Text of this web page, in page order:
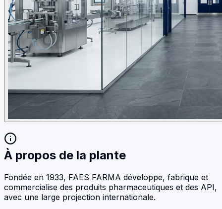
À propos de la plante
Fondée en 1933, FAES FARMA développe, fabrique et
commercialise des produits pharmaceutiques et des API,
avec une large projection internationale.